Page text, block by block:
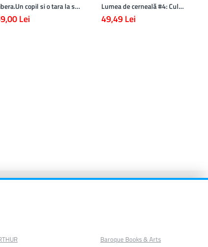
Libera.Un copil si o tara la sfarsitul istoriei.Lea Ypi
Lei
Lumea de cerneală #4: Culoarea răzbunării
49,49 Lei
Baroque Books & Arts